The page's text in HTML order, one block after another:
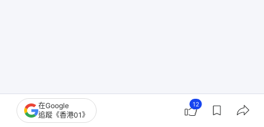
在Google
追蹤《香港01》
12